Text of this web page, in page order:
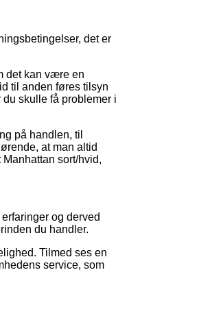
det er
det kan være en
til anden føres tilsyn
skulle få problemer i
på handlen, til
at man altid
sort/hvid,
og derved
du handler.
Tilmed ses en
service, som